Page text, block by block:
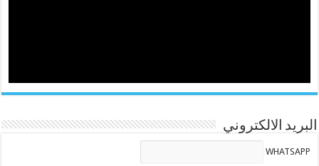
البريد الالكتروني
WHATSAPP